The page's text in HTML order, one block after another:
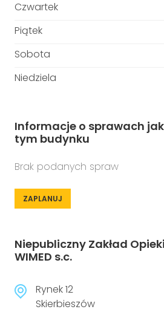
Czwartek
Piątek
Sobota
Niedziela
Informacje o sprawach
tym budynku
Brak podanych spraw
ZAPLANUJ
Niepubliczny Zakład
WIMED s.c.
Rynek 12
Skierbieszów